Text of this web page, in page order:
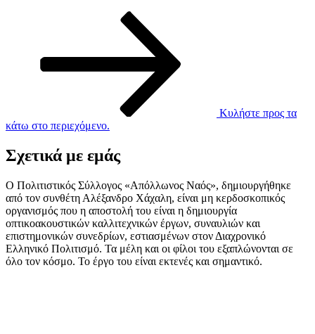
Κυλήστε προς τα
κάτω στο περιεχόμενο.
Σχετικά με εμάς
Ο Πολιτιστικός Σύλλογος «Απόλλωνος Ναός», δημιουργήθηκε
από τον συνθέτη Αλέξανδρο Χάχαλη, είναι μη κερδοσκοπικός
οργανισμός που η αποστολή του είναι η δημιουργία
οπτικοακουστικών καλλιτεχνικών έργων, συναυλιών και
επιστημονικών συνεδρίων, εστιασμένων στον Διαχρονικό
Ελληνικό Πολιτισμό. Τα μέλη και οι φίλοι του εξαπλώνονται σε
όλο τον κόσμο. Το έργο του είναι εκτενές και σημαντικό.